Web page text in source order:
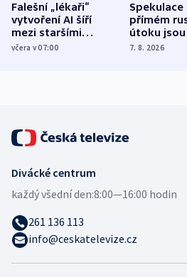
Falešní „lékaři“
vytvoření AI šíří
mezi staršími
Poláky nebezpečné
včera v 07:00
Spekulace
přímém
útoku
míní
7. 8. 2026
Divácké centrum
každý všední den:8:00—16:00 hodin
261 136 113
info@ceskatelevize.cz